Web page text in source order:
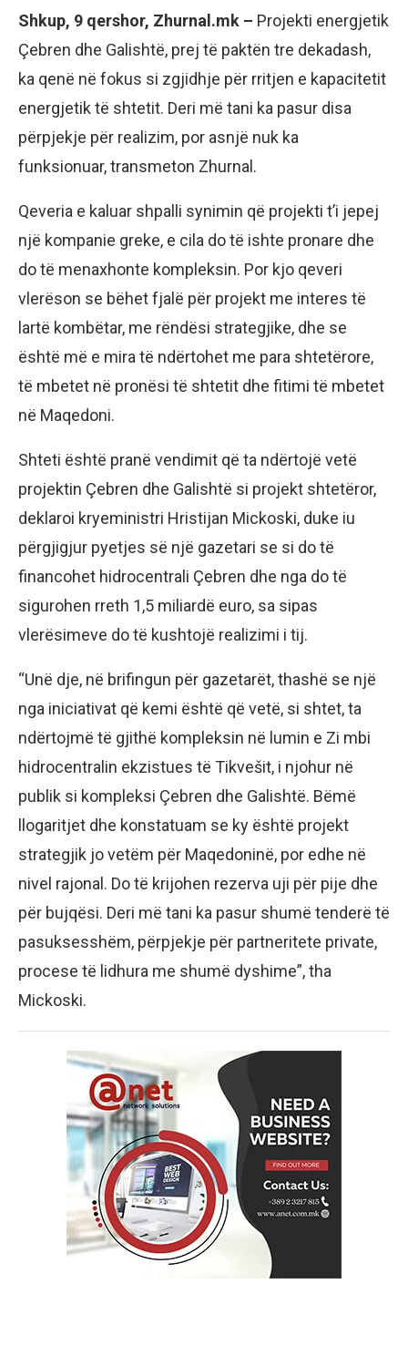
Shkup, 9 qershor, Zhurnal.mk – Projekti energjetik
Çebren dhe Galishtë, prej të paktën tre dekadash,
ka qenë në fokus si zgjidhje për rritjen e kapacitetit
energjetik të shtetit. Deri më tani ka pasur disa
përpjekje për realizim, por asnjë nuk ka
funksionuar, transmeton Zhurnal.
Qeveria e kaluar shpalli synimin që projekti t’i jepej
një kompanie greke, e cila do të ishte pronare dhe
do të menaxhonte kompleksin. Por kjo qeveri
vlerëson se bëhet fjalë për projekt me interes të
lartë kombëtar, me rëndësi strategjike, dhe se
është më e mira të ndërtohet me para shtetërore,
të mbetet në pronësi të shtetit dhe fitimi të mbetet
në Maqedoni.
Shteti është pranë vendimit që ta ndërtojë vetë
projektin Çebren dhe Galishtë si projekt shtetëror,
deklaroi kryeministri Hristijan Mickoski, duke iu
përgjigjur pyetjes së një gazetari se si do të
financohet hidrocentrali Çebren dhe nga do të
sigurohen rreth 1,5 miliardë euro, sa sipas
vlerësimeve do të kushtojë realizimi i tij.
“Unë dje, në brifingun për gazetarët, thashë se një
nga iniciativat që kemi është që vetë, si shtet, ta
ndërtojmë të gjithë kompleksin në lumin e Zi mbi
hidrocentralin ekzistues të Tikvešit, i njohur në
publik si kompleksi Çebren dhe Galishtë. Bëmë
llogaritjet dhe konstatuam se ky është projekt
strategjik jo vetëm për Maqedoninë, por edhe në
nivel rajonal. Do të krijohen rezerva uji për pije dhe
për bujqësi. Deri më tani ka pasur shumë tenderë të
pasuksesshëm, përpjekje për partneritete private,
procese të lidhura me shumë dyshime”, tha
Mickoski.